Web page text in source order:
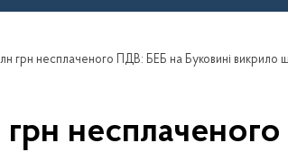
грн несплаченого ПДВ: БЕБ на Буковині викрило